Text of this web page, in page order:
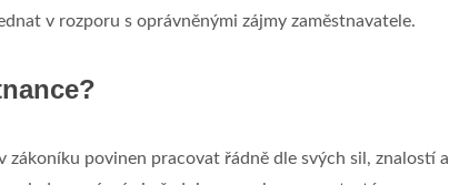
v rozporu s oprávněnými zájmy zaměstnavatele.
zákoníku povinen pracovat řádně dle svých sil, znalostí a